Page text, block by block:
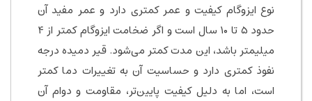
نوع ایزوگام کیفیت و عمر کمتری دارد و عمر مفید آن
حدود ۵ تا ۱۰ سال است و اگر ضخامت ایزوگام کمتر از ۴
میلیمتر باشد، این مدت کمتر می‌شود. قیر دمیده درجه
نفوذ کمتری دارد و حساسیت آن به تغییرات دما کمتر
است، اما به دلیل کیفیت پایین‌تر، مقاومت و دوام آن